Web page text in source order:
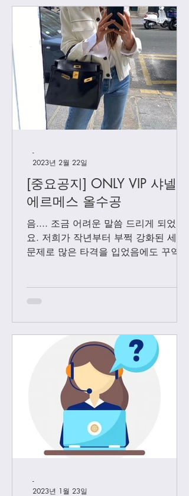
보테가베네타 우버급 아크로
[중요공지] ONLY VIP 샤넬 +
에르메스 올수공
음.... 조금 어려운 말씀 드리게 되었어
요. 저희가 작년부터 부쩍 강화된 세관
문제로 많은 타격을 입었음에도 꾸역꾸
다. Vip...
-
2023년 2월 22일
-
2023년 1월 23일